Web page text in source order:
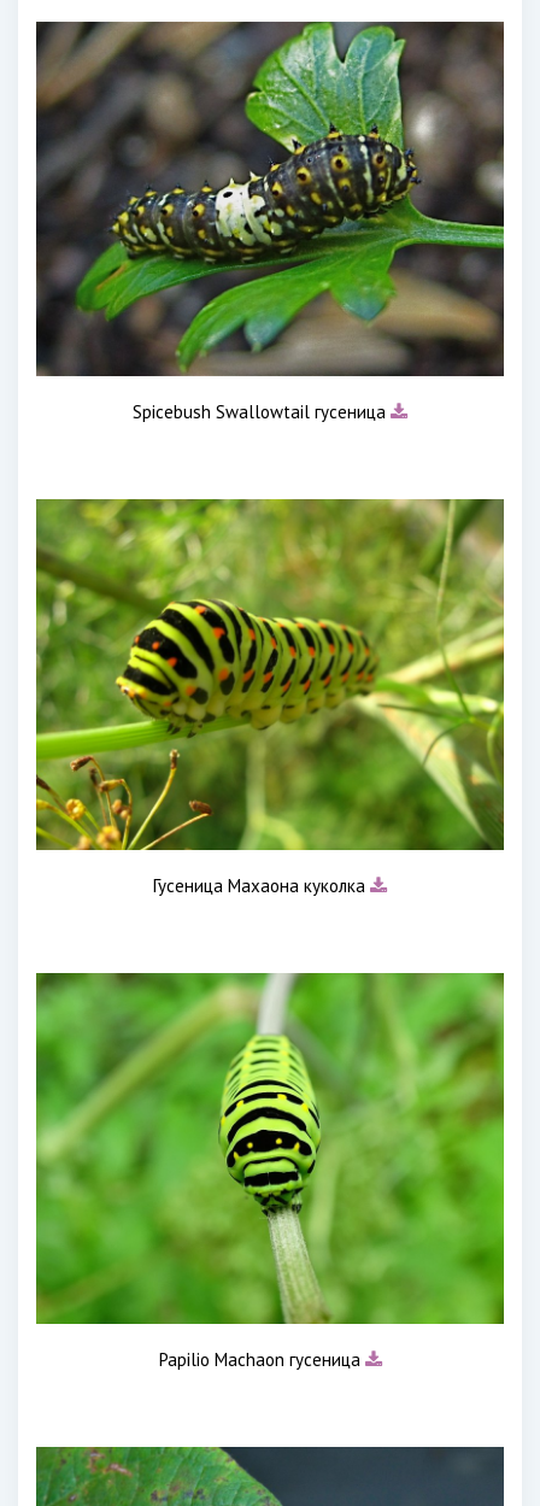
Spicebush Swallowtail гусеница
Гусеница Махаона куколка
Papilio Machaon гусеница